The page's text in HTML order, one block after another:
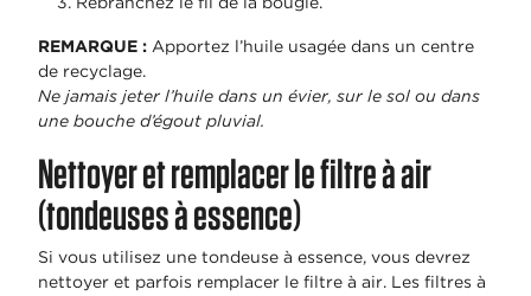
REMARQUE : Apportez l’huile usagée dans un centre
de recyclage.
Ne jamais jeter l’huile dans un évier, sur le sol ou dans
une bouche d’égout pluvial.
Nettoyer et remplacer le filtre à air
(tondeuses à essence)
Si vous utilisez une tondeuse à essence, vous devrez
nettoyer et parfois remplacer le filtre à air. Les filtres à